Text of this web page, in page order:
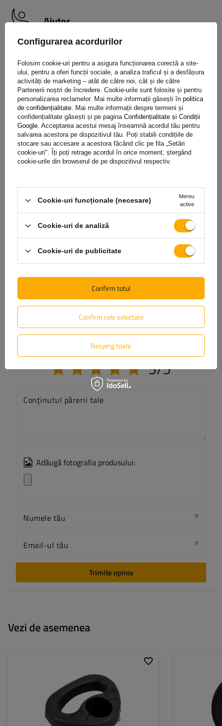
Ajutor
noastre? Contactaţi-ne! Specialiștii Unitrailer vor fi bucuroși
să vă ofere orice informații.
+40 31 229 60 52 unitrailer@unitrailer.ro
Livrare
Pune o întrebare
Descărcare(1)
Opinie
Scrie-ți părerea
Opinia ta:
5/5
Conținutul părerii tale
Adăugă fotografia produsului:
Numele tău
Email-ul tău
Trimite opinia
Vezi de asemenea
Configurarea acordurilor
Folosim cookie-uri pentru a asigura funcționarea corectă a site-
ului, pentru a oferi funcții sociale, a analiza traficul și a desfășura
activități de marketing – atât de către noi, cât și de către
Partenerii noștri de încredere. Cookie-urile sunt folosite și pentru
personalizarea reclamelor. Mai multe informații găsești în politica
de confidențialitate. Mai multe informații despre termeni și
confidențialitate găsești și pe pagina Confidențialitate și Condiții
Google. Acceptarea acestui mesaj înseamnă acordul tău pentru
salvarea acestora pe dispozitivul tău. Poți stabili condițiile de
stocare sau accesare a acestora făcând clic pe fila „Setări
cookie-uri". Îți poți retrage acordul în orice moment, ștergând
cookie-urile din browserul de pe dispozitivul respectiv.
Cookie-uri funcționale (necesare)
Mereu
active
Cookie-uri de analiză
Cookie-uri de publicitate
Confirm cele selectate
Resping toate
Confirm totul